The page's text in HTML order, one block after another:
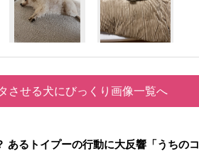
させる犬にびっくり画像一覧へ
あるトイプーの行動に大反響「うちの